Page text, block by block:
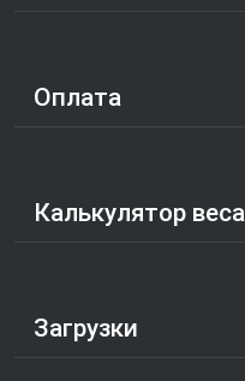
Оплата
Калькулятор веса
Загрузки